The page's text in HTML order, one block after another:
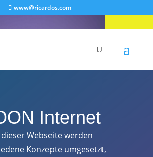
www@ricardos.com
Internet
Webseite werden
Konzepte umgesetzt,
& hidden gems
inspiration